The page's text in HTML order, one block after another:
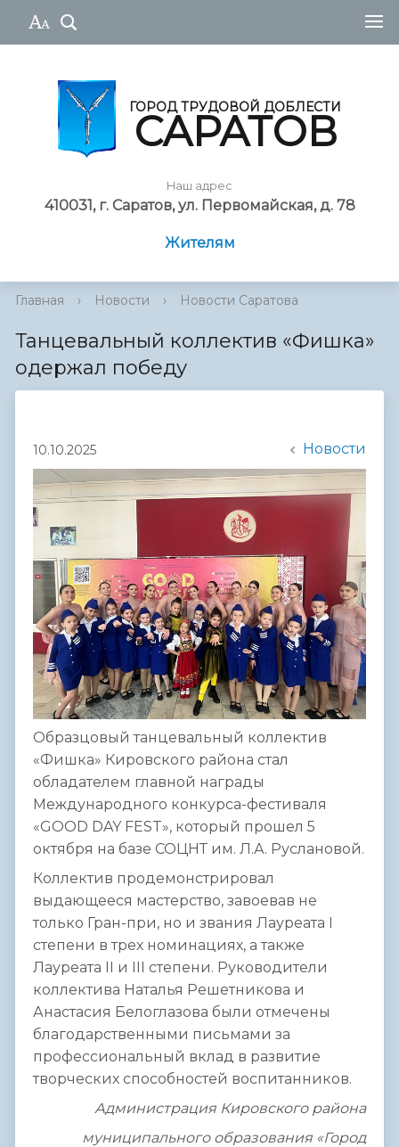
ГОРОД ТРУДОВОЙ ДОБЛЕСТИ
САРАТОВ
Наш адрес
410031, г. Саратов, ул. Первомайская, д. 78
Жителям
Главная › Новости › Новости Саратова
Танцевальный коллектив «Фишка»
одержал победу
10.10.2025 Новости
Образцовый танцевальный коллектив
«Фишка» Кировского района стал
обладателем главной награды
Международного конкурса-фестиваля
«GOOD DAY FEST», который прошел 5
октября на базе СОЦНТ им. Л.А. Руслановой.
Коллектив продемонстрировал
выдающееся мастерство, завоевав не
только Гран-при, но и звания Лауреата I
степени в трех номинациях, а также
Лауреата II и III степени. Руководители
коллектива Наталья Решетникова и
Анастасия Белоглазова были отмечены
благодарственными письмами за
профессиональный вклад в развитие
творческих способностей воспитанников.
Администрация Кировского района
муниципального образования «Город